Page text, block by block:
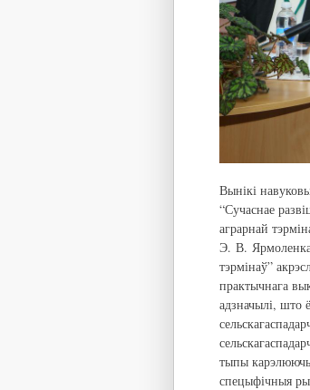
Вынікі
“Сучаснае
аграрнай
Э. В. Ярмоленка
тэрмінаў”
практычнага
адзначылі, што
тыпы
спецыфічныя